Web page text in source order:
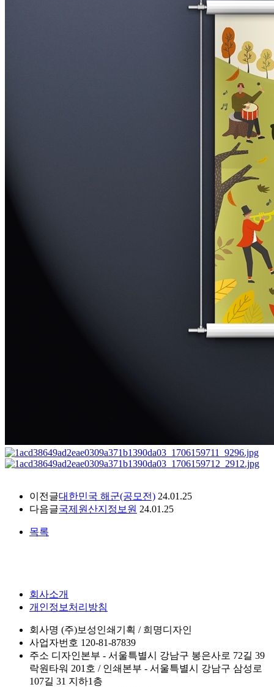
이전글대한민국 해군(공모전) 24.01.25
다음글국제원산지정보원 24.01.25
목록
회사소개
개인정보처리방침
회사명 (주)보성인쇄기획 / 희명디자인
사업자번호 120-81-87839
주소 디자인본부 - 서울특별시 강남구 봉은사로 72길 39
락원타워 201호 / 인쇄본부 - 서울특별시 강남구 삼성로
107길 31 지하1층